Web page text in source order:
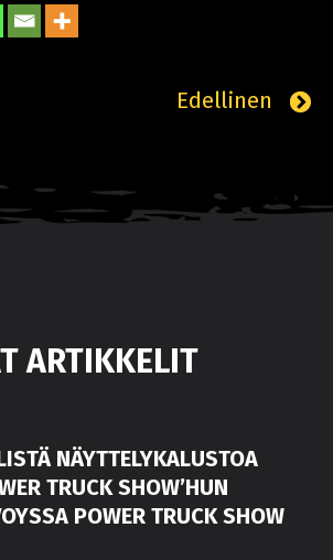
Edellinen
ARTIKKELIT
NÄYTTELYKALUSTOA
TRUCK SHOW’HUN
POWER TRUCK SHOW